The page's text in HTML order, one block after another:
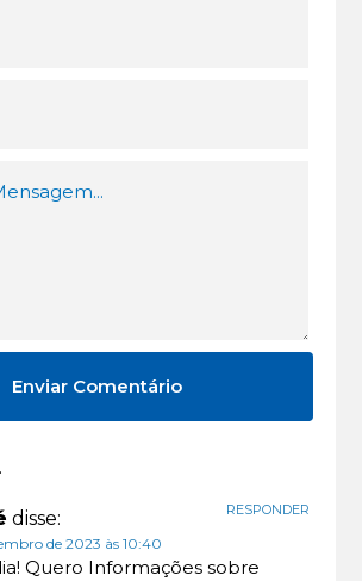
disse:
de 2023 às 10:40
Quero Informações sobre
RESPONDER